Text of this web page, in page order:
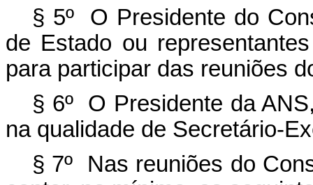
§ 5º O Presidente do
de Estado ou
para participar das reuniões
§ 6º O Presidente da
na qualidade de Secretário-
§ 7º Nas reuniões do